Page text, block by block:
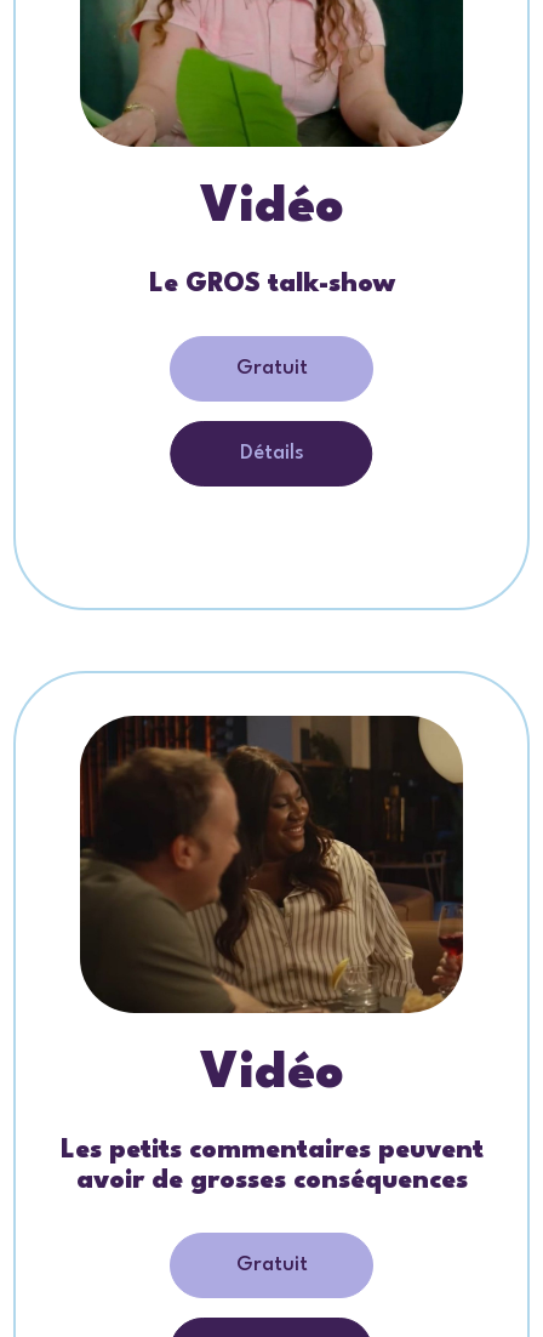
Vidéo
Le GROS talk-show
Gratuit
Détails
Vidéo
Les petits commentaires peuvent
avoir de grosses conséquences
Gratuit